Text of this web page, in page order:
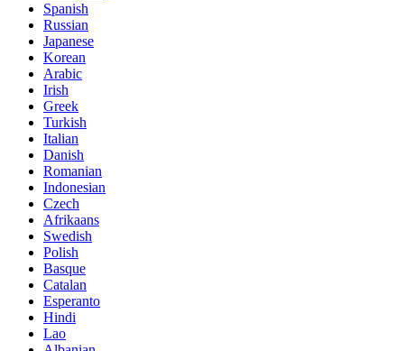
Spanish
Russian
Japanese
Korean
Arabic
Irish
Greek
Turkish
Italian
Danish
Romanian
Indonesian
Czech
Afrikaans
Swedish
Polish
Basque
Catalan
Esperanto
Hindi
Lao